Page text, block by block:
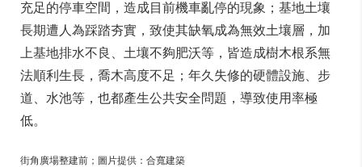
充足的停車空間，造成目前機車亂停的現象；基地土壤
長期遭人為踩踏夯實，致使其缺氧成為無效土壤層，加
上基地排水不良、土壤不夠肥沃等，皆造成樹木根系無
法順利生長，喬木高度不足；年久失修的硬體設施、步
道、水池等，也都產生公共安全問題，導致使用率極
低。
街角廣場整建前；圖片提供：合寬建築